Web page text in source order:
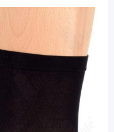
Gr. 47-50 -